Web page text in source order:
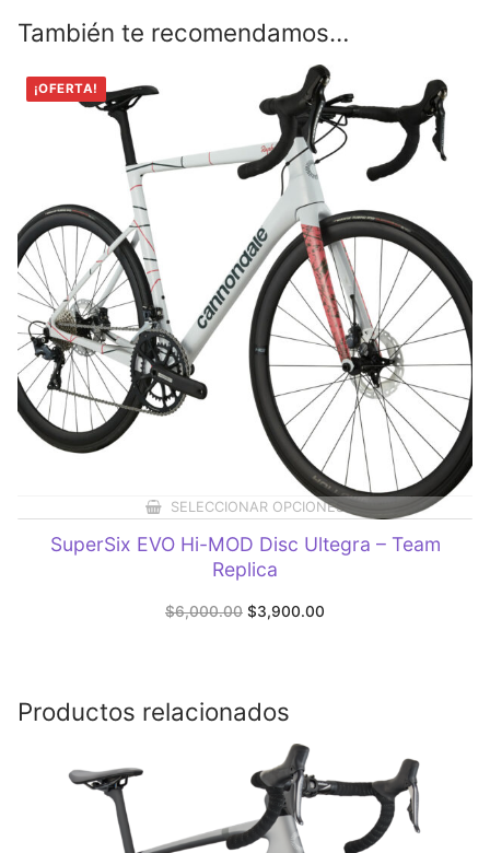
También te recomendamos…
¡OFERTA!
SELECCIONAR OPCIONES
SuperSix EVO Hi-MOD Disc Ultegra – Team
Replica
$6,000.00
Original
price
$3,900.00
Productos relacionados